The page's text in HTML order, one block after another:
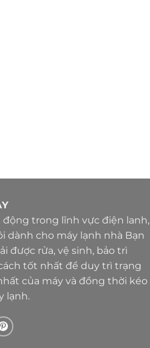
trong lĩnh vực điện lanh,
dành cho máy lạnh nhà Bạn
được rửa, vệ sinh, bảo trì
tốt nhất để duy trì trạng
của máy và đồng thời kéo
lạnh.